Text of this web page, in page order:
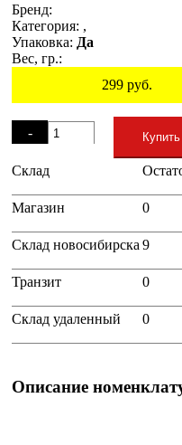
Бренд:
Категория: ,
Упаковка: Да
Вес, гр.:
299руб.
-
+
Купить
Склад
Магазин 0
Склад новосибирска 9
Транзит 0
Склад удаленный 0
Описание